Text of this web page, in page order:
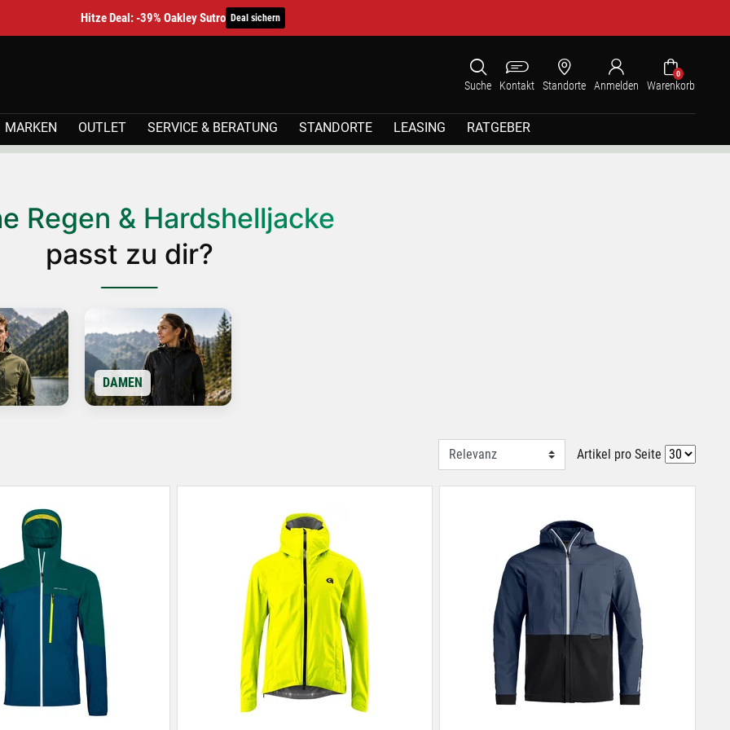
Hitze Deal: -39% Oakley Sutro Deal sichern
Suche Kontakt Standorte Anmelden
0
Warenkorb
MARKEN OUTLET SERVICE & BERATUNG STANDORTE LEASING RATGEBER
Regen & Hardshelljacke
passt zu dir?
DAMEN
Artikel pro Seite